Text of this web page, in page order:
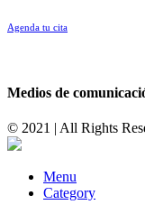
Agenda tu cita
Medios de
© 2021 | All Rights
Menu
Category